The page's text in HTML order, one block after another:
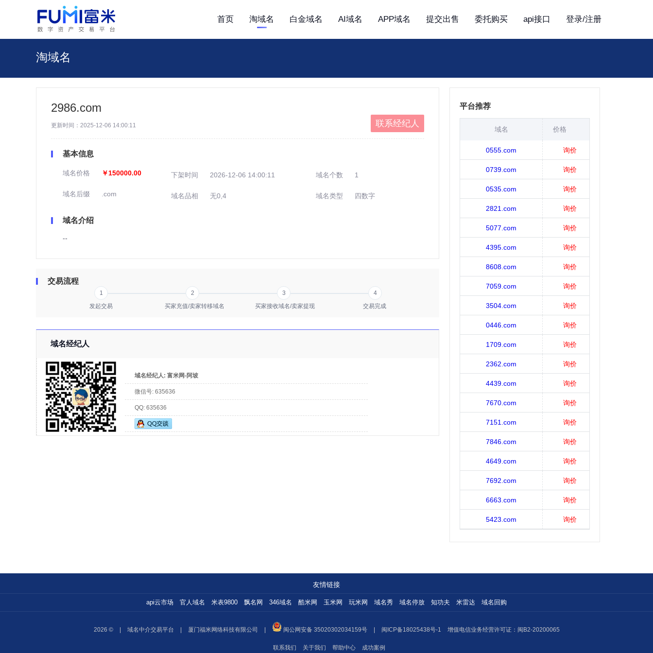
首页 淘域名 白金域名 AI域名 APP域名 提交出售 委托购买 api接口 登录/注册
淘域名
2986.com
更新时间：2025-12-06 14:00:11 联系经纪人
基本信息
域名价格 ￥150000.00 下架时间 2026-12-06 14:00:11 域名个数 1
域名后缀 .com 域名品相 无0,4 域名类型 四数字
域名介绍
--
交易流程
1 2 3
4
发起交易
买家充值/卖家转移域名 买家接收域名/卖家提现 交易完成
域名经纪人
域名经纪人: 富米网-阿坡
微信号: 635636
QQ: 635636
平台推荐
域名 价格
0555.com 询价
0739.com 询价
0535.com 询价
2821.com 询价
5077.com 询价
4395.com 询价
8608.com 询价
7059.com 询价
3504.com 询价
0446.com 询价
1709.com 询价
2362.com 询价
4439.com 询价
7670.com 询价
7151.com 询价
7846.com 询价
4649.com 询价
7692.com 询价
6663.com 询价
5423.com 询价
友情链接
api云市场 官人域名 米表9800 飘名网 346域名 酷米网 玉米网 玩米网 域名秀 域名停放 知功夫 米雷达 域名回购
2026 © 域名中介交易平台 厦门福米网络科技有限公司 闽公网安备 35020302034159号 闽ICP备18025438号-1 增值电信业务经营许可证：闽B2-20200065
联系我们 关于我们 帮助中心 成功案例